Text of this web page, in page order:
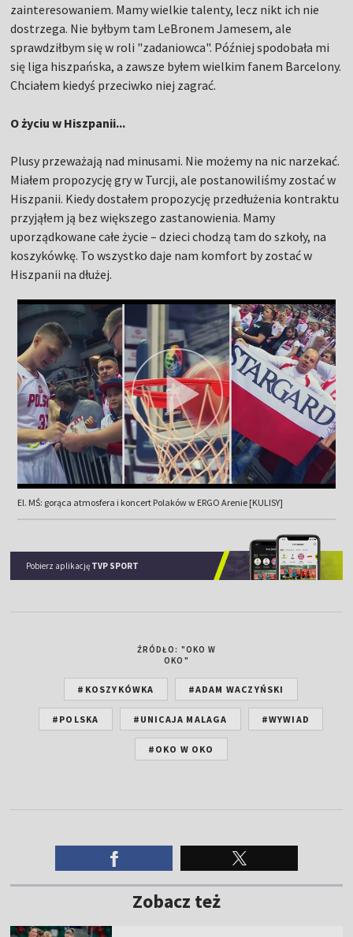
zainteresowaniem. Mamy wielkie talenty, lecz nikt ich nie
dostrzega. Nie byłbym tam LeBronem Jamesem, ale
sprawdziłbym się w roli "zadaniowca". Później spodobała mi
się liga hiszpańska, a zawsze byłem wielkim fanem Barcelony.
Chciałem kiedyś przeciwko niej zagrać.
O życiu w Hiszpanii...
Plusy przeważają nad minusami. Nie możemy na nic narzekać.
Miałem propozycję gry w Turcji, ale postanowiliśmy zostać w
Hiszpanii. Kiedy dostałem propozycję przedłużenia kontraktu
przyjąłem ją bez większego zastanowienia. Mamy
uporządkowane całe życie – dzieci chodzą tam do szkoły, na
koszykówkę. To wszystko daje nam komfort by zostać w
Hiszpanii na dłużej.
El. MŚ: gorąca atmosfera i koncert Polaków w ERGO Arenie [KULISY]
Pobierz aplikację TVP SPORT
ŹRÓDŁO: "OKO W
OKO"
#KOSZYKÓWKA #ADAM WACZYŃSKI
#POLSKA #UNICAJA MALAGA #WYWIAD
#OKO W OKO
Zobacz też